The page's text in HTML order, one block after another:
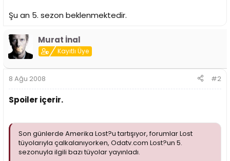
Şu an 5. sezon beklenmektedir.
Murat İnal
Kayıtlı Üye
8 Ağu 2008 #2
Spoiler içerir.
Son günlerde Amerika Lost?u tartışıyor, forumlar Lost
tüyolarıyla çalkalanıyorken, Odatv.com Lost?un 5.
sezonuyla ilgili bazı tüyolar yayınladı.